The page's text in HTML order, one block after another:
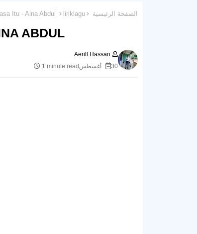
الصفحة الرئيسية liriklagu
ABDUL
Aerill Hassan
30 أغسطس
1 minute read